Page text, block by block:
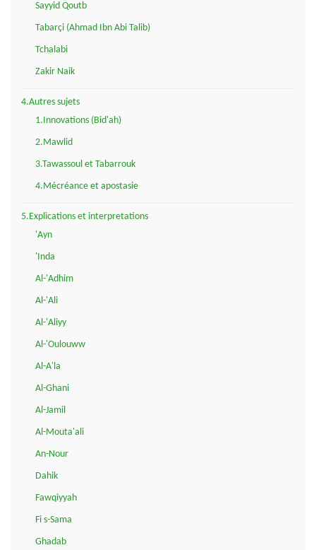
Sayyid Qoutb
Tabarçi (Ahmad Ibn Abi Talib)
Tchalabi
Zakir Naik
4.Autres sujets
1.Innovations (Bid'ah)
2.Mawlid
3.Tawassoul et Tabarrouk
4.Mécréance et apostasie
5.Explications et interpretations
'Ayn
'Inda
Al-'Adhim
Al-'Ali
Al-'Aliyy
Al-'Oulouww
Al-A'la
Al-Ghani
Al-Jamil
Al-Mouta'ali
An-Nour
Dahik
Fawqiyyah
Fi s-Sama
Ghadab